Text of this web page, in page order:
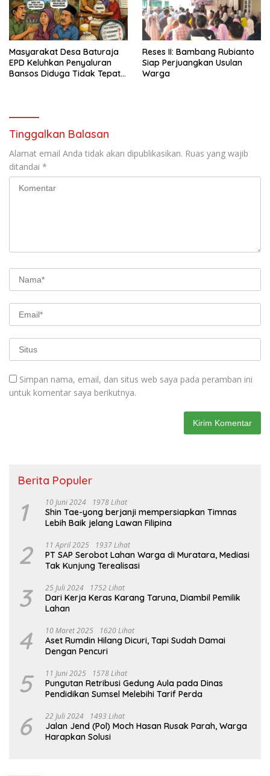
Masyarakat Desa Baturaja
EPD Keluhkan Penyaluran
Bansos Diduga Tidak Tepat
Reses II: Bambang Rubianto
Siap Perjuangkan Usulan
Warga
Tinggalkan Balasan
Alamat email Anda tidak akan dipublikasikan. Ruas yang wajib
ditandai *
Simpan nama, email, dan situs web saya pada peramban ini
untuk komentar saya berikutnya.
Berita Populer
1 10 Juni 2024 1978 Lihat
Shin Tae-yong berjanji mempersiapkan Timnas
Lebih Baik jelang Lawan Filipina
2 11 April 2025 1937 Lihat
PT SAP Serobot Lahan Warga di Muratara, Mediasi
Tak Kunjung Terealisasi
3 25 Juli 2024 1752 Lihat
Dari Kerja Keras Karang Taruna, Diambil Pemilik
Lahan
4 10 Maret 2025 1620 Lihat
Aset Rumdin Hilang Dicuri, Tapi Sudah Damai
Dengan Pencuri
5 11 Juni 2025 1578 Lihat
Pungutan Retribusi Gedung Aula pada Dinas
Pendidikan Sumsel Melebihi Tarif Perda
6 22 Juli 2024 1493 Lihat
Jalan Jend (Pol) Moch Hasan Rusak Parah, Warga
Harapkan Solusi